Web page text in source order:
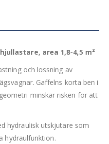
area 1,8-4,5 m²
och lossning av
Gaffelns korta ben i
minskar risken för att
hydraulisk utskjutare som
hydraulfunktion.